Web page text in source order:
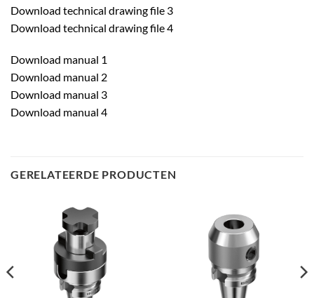
Download technical drawing file 3
Download technical drawing file 4
Download manual 1
Download manual 2
Download manual 3
Download manual 4
GERELATEERDE PRODUCTEN